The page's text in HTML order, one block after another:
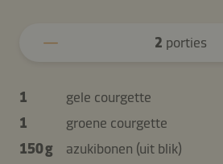
2 porties
1
gele courgette
1
groene courgette
150 g
azukibonen (uit blik)